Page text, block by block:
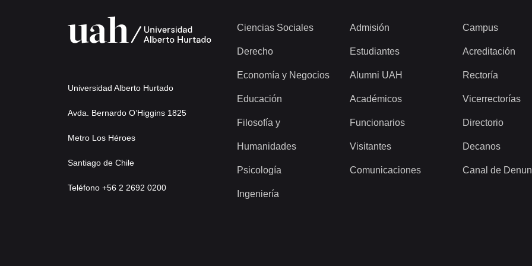
Universidad Alberto Hurtado
Avda. Bernardo O’Higgins 1825
Metro Los Héroes
Santiago de Chile
Teléfono +56 2 2692 0200
Ciencias Sociales
Derecho
Economía y Negocios
Educación
Filosofía y
Humanidades
Psicología
Ingeniería
Admisión
Estudiantes
Alumni UAH
Académicos
Funcionarios
Visitantes
Comunicaciones
Campus
Acreditación
Rectoría
Vicerrectorías
Directorio
Decanos
Canal de